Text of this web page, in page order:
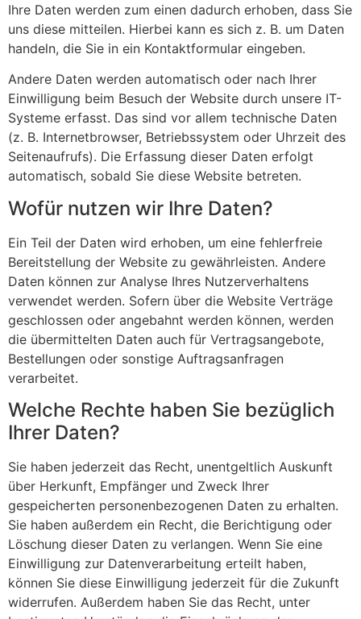
Ihre Daten werden zum einen dadurch erhoben, dass Sie
uns diese mitteilen. Hierbei kann es sich z. B. um Daten
handeln, die Sie in ein Kontaktformular eingeben.
Andere Daten werden automatisch oder nach Ihrer
Einwilligung beim Besuch der Website durch unsere IT-
Systeme erfasst. Das sind vor allem technische Daten
(z. B. Internetbrowser, Betriebssystem oder Uhrzeit des
Seitenaufrufs). Die Erfassung dieser Daten erfolgt
automatisch, sobald Sie diese Website betreten.
Wofür nutzen wir Ihre Daten?
Ein Teil der Daten wird erhoben, um eine fehlerfreie
Bereitstellung der Website zu gewährleisten. Andere
Daten können zur Analyse Ihres Nutzerverhaltens
verwendet werden. Sofern über die Website Verträge
geschlossen oder angebahnt werden können, werden
die übermittelten Daten auch für Vertragsangebote,
Bestellungen oder sonstige Auftragsanfragen
verarbeitet.
Welche Rechte haben Sie bezüglich
Ihrer Daten?
Sie haben jederzeit das Recht, unentgeltlich Auskunft
über Herkunft, Empfänger und Zweck Ihrer
gespeicherten personenbezogenen Daten zu erhalten.
Sie haben außerdem ein Recht, die Berichtigung oder
Löschung dieser Daten zu verlangen. Wenn Sie eine
Einwilligung zur Datenverarbeitung erteilt haben,
können Sie diese Einwilligung jederzeit für die Zukunft
widerrufen. Außerdem haben Sie das Recht, unter